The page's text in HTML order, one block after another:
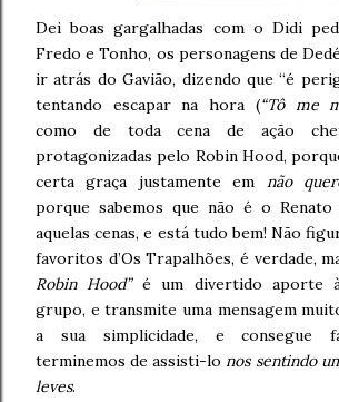
Dei boas gargalhadas com o Didi
Fredo e Tonho, os personagens de
ir atrás do Gavião, dizendo que “é
tentando escapar na hora (“Tô me
como de toda cena de ação
protagonizadas pelo Robin Hood,
certa graça justamente em não
porque sabemos que não é o Renato
aquelas cenas, e está tudo bem! Não
favoritos d’Os Trapalhões, é verdade,
Robin Hood”é um divertido aporte
grupo, e transmite uma mensagem
a sua simplicidade, e consegue
terminemos de assisti-lonos sentindo
leves.